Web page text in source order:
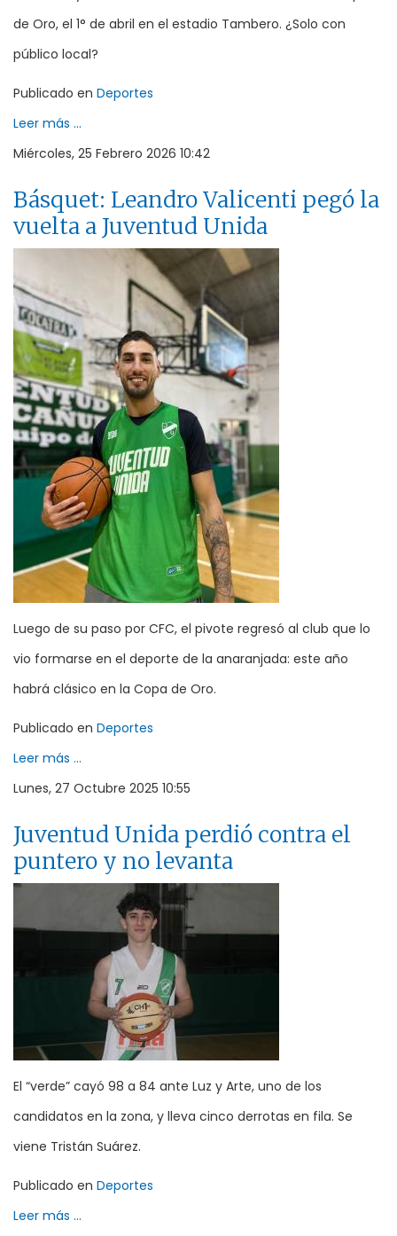
de Oro, el 1° de abril en el estadio Tambero. ¿Solo con
público local?
Publicado en Deportes
Leer más ...
Miércoles, 25 Febrero 2026 10:42
Básquet: Leandro Valicenti pegó la
vuelta a Juventud Unida
Luego de su paso por CFC, el pivote regresó al club que lo
vio formarse en el deporte de la anaranjada: este año
habrá clásico en la Copa de Oro.
Publicado en Deportes
Leer más ...
Lunes, 27 Octubre 2025 10:55
Juventud Unida perdió contra el
puntero y no levanta
El “verde” cayó 98 a 84 ante Luz y Arte, uno de los
candidatos en la zona, y lleva cinco derrotas en fila. Se
viene Tristán Suárez.
Publicado en Deportes
Leer más ...